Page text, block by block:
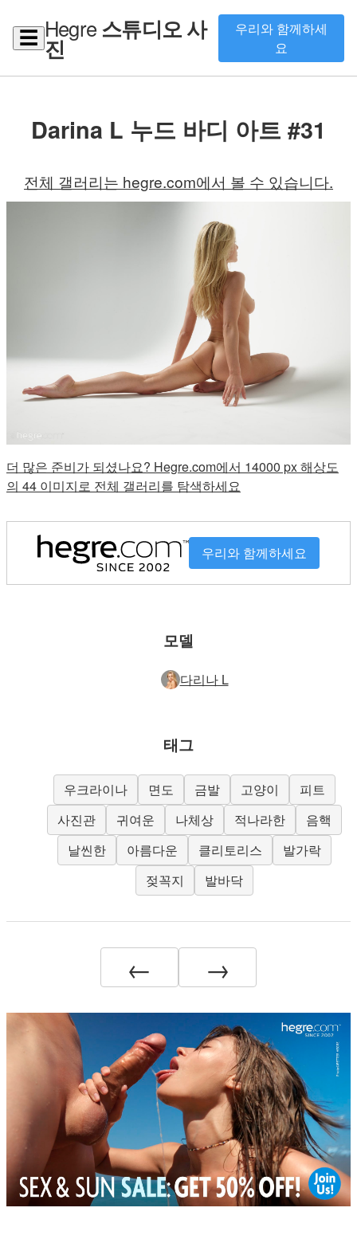
☰ Hegre스튜디오 사
진
우리와 함께하세
요
Darina L 누드 바디 아트 #31
전체 갤러리는 hegre.com에서 볼 수 있습니다.
더 많은 준비가 되셨나요? Hegre.com에서 14000 px 해상도
의 44 이미지로 전체 갤러리를 탐색하세요
우리와 함께하세요
모델
다리나 L
태그
우크라이나 면도 금발 고양이
피트
사진관
귀여운 나체상 적나라한
음핵
날씬한
아름다운 클리토리스
발가락
젖꼭지
발바닥
← →